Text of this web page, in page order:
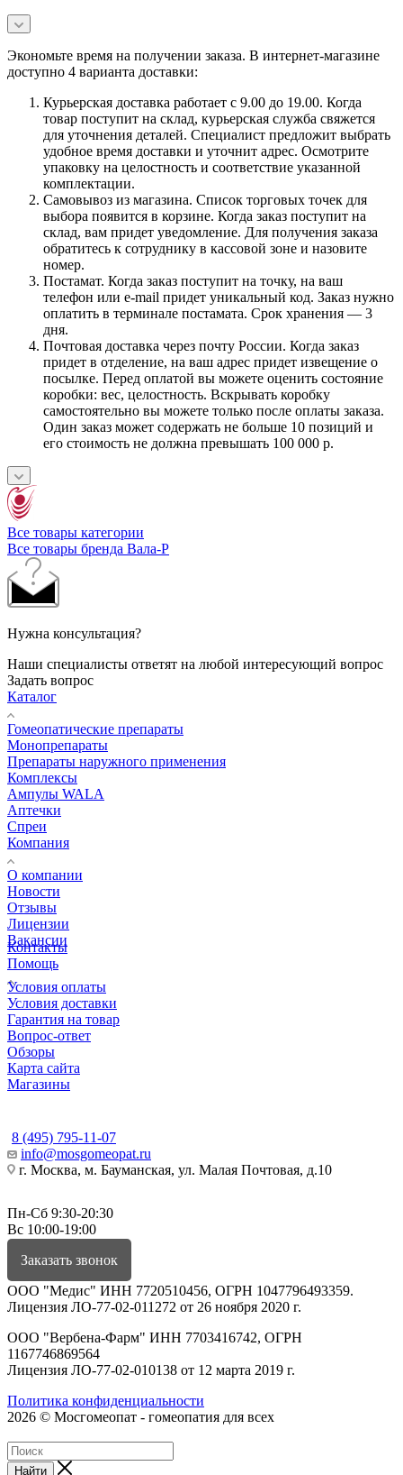
Экономьте время на получении заказа. В интернет-магазине
доступно 4 варианта доставки:
Курьерская доставка работает с 9.00 до 19.00. Когда
товар поступит на склад, курьерская служба свяжется
для уточнения деталей. Специалист предложит выбрать
удобное время доставки и уточнит адрес. Осмотрите
упаковку на целостность и соответствие указанной
комплектации.
Самовывоз из магазина. Список торговых точек для
выбора появится в корзине. Когда заказ поступит на
склад, вам придет уведомление. Для получения заказа
обратитесь к сотруднику в кассовой зоне и назовите
номер.
Постамат. Когда заказ поступит на точку, на ваш
телефон или e-mail придет уникальный код. Заказ нужно
оплатить в терминале постамата. Срок хранения — 3
дня.
Почтовая доставка через почту России. Когда заказ
придет в отделение, на ваш адрес придет извещение о
посылке. Перед оплатой вы можете оценить состояние
коробки: вес, целостность. Вскрывать коробку
самостоятельно вы можете только после оплаты заказа.
Один заказ может содержать не больше 10 позиций и
его стоимость не должна превышать 100 000 р.
Все товары категории
Все товары бренда Вала-Р
Нужна консультация?
Наши специалисты ответят на любой интересующий вопрос
Задать вопрос
Каталог
Гомеопатические препараты
Монопрепараты
Препараты наружного применения
Комплексы
Ампулы WALA
Аптечки
Спреи
Компания
О компании
Новости
Отзывы
Лицензии
Вакансии
Контакты
Помощь
Условия оплаты
Условия доставки
Гарантия на товар
Вопрос-ответ
Обзоры
Карта сайта
Магазины
8 (495) 795-11-07
info@mosgomeopat.ru
г. Москва, м. Бауманская, ул. Малая Почтовая, д.10
Пн-Сб 9:30-20:30
Вс 10:00-19:00
Заказать звонок
ООО "Медис" ИНН 7720510456, ОГРН 1047796493359.
Лицензия ЛО-77-02-011272 от 26 ноября 2020 г.
ООО "Вербена-Фарм" ИНН 7703416742, ОГРН
1167746869564
Лицензия ЛО-77-02-010138 от 12 марта 2019 г.
Политика конфиденциальности
2026 © Мосгомеопат - гомеопатия для всех
Найти